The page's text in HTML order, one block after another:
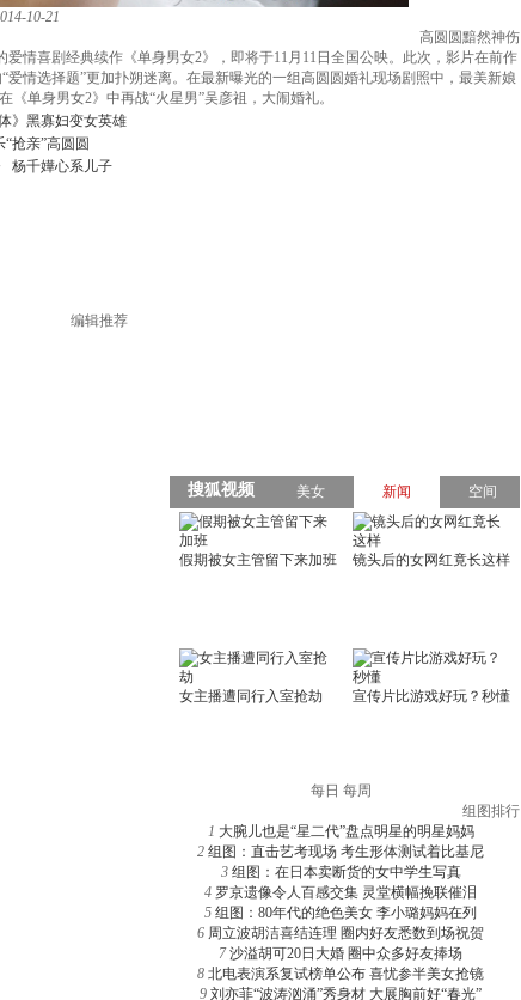
10-21
高圆圆黯然神伤
情喜剧经典续作《单身男女2》，即将于11月11日全国公映。此次，影片在前作
情选择题”更加扑朔迷离。在最新曝光的一组高圆圆婚礼现场剧照中，最美新娘
单身男女2》中再战“火星男”吴彦祖，大闹婚礼。
》黑寡妇变女英雄
“抢亲”高圆圆
杨千嬅心系儿子
编辑推荐
每日 每周
组图排行
1 大腕儿也是“星二代”盘点明星的明星妈妈
2 组图：直击艺考现场 考生形体测试着比基尼
3 组图：在日本卖断货的女中学生写真
4 罗京遗像令人百感交集 灵堂横幅挽联催泪
5 组图：80年代的绝色美女 李小璐妈妈在列
6 周立波胡洁喜结连理 圈内好友悉数到场祝贺
7 沙溢胡可20日大婚 圈中众多好友捧场
8 北电表演系复试榜单公布 喜忧参半美女抢镜
9 刘亦菲“波涛汹涌”秀身材 大展胸前好“春光”